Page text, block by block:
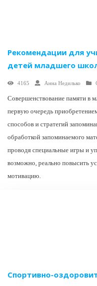
Рекомендации для
детей младшего
4165 Анна Недилько
Совершенствование памяти в
первую очередь
способов и стратегий
обработкой запоминаемого
проводя специальные игры и
возможно, реально повысить
мотивацию.
Спортивно-